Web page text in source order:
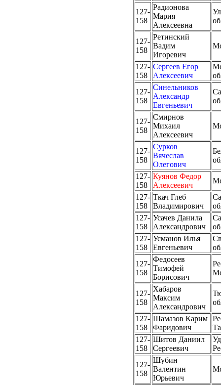
127-
158
Радионова
Мария
Алексеевна
127-
158
Ретинский
Вадим
Игоревич
127-
158
Сергеев Егор
Алексеевич
127-
158
Синельников
Александр
Евгеньевич
127-
158
Смирнов
Михаил
Алексеевич
127-
158
Сурков
Вячеслав
Олегович
127-
158
Куянов Федор
Алексеевич
127-
158
Ткач Глеб
Владимирович
127-
158
Усачев Данила
Александрович
127-
158
Усманов Илья
Евгеньевич
127-
158
Федосеев
Тимофей
Борисович
127-
158
Хабаров
Максим
Александрович
127-
158
Шамазов Карим
Фаридович
127-
158
Шитов Даниил
Сергеевич
127-
158
Шубин
Валентин
Юрьевич